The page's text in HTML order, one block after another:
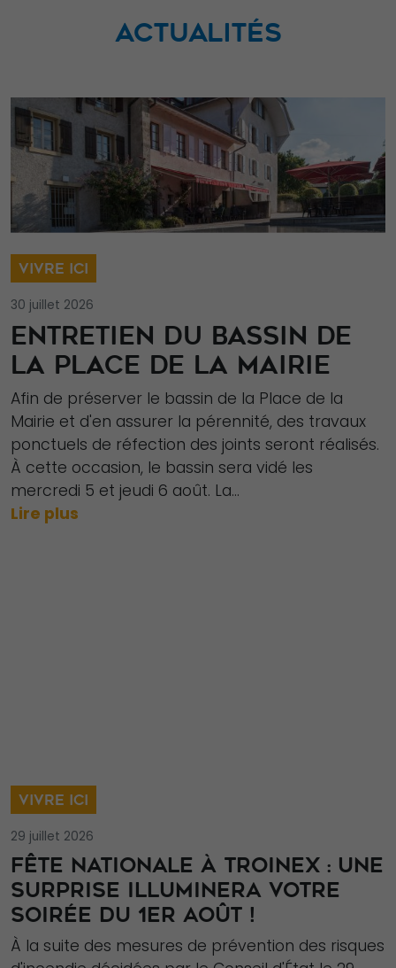
ACTUALITÉS
VIVRE ICI
30 juillet 2026
ENTRETIEN DU BASSIN DE
LA PLACE DE LA MAIRIE
Afin de préserver le bassin de la Place de la
Mairie et d'en assurer la pérennité, des travaux
ponctuels de réfection des joints seront réalisés.
À cette occasion, le bassin sera vidé les
mercredi 5 et jeudi 6 août. La...
Lire plus
VIVRE ICI
29 juillet 2026
FÊTE NATIONALE À TROINEX : UNE
SURPRISE ILLUMINERA VOTRE
SOIRÉE DU 1ER AOÛT !
À la suite des mesures de prévention des risques